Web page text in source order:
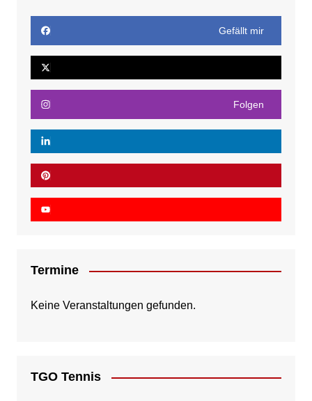
Gefällt mir
Folgen
Termine
Keine Veranstaltungen gefunden.
TGO Tennis